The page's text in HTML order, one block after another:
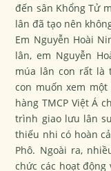
đến sân Khổng Tử
lân đã tạo nên
Em Nguyễn Hoài
lân, em Nguyễn
múa lân con rất là
con muốn xem
hàng TMCP Việt Á
trình giao lưu lân
thiếu nhi có hoàn
Phô. Ngoài ra,
chức các hoạt